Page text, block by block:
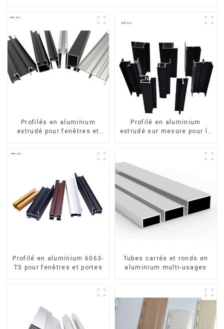
Profilés en aluminium
extrudé pour fenêtres et
Profilé en aluminium
extrudé sur mesure pour le
Profilé en aluminium 6063-
T5 pour fenêtres et portes
Tubes carrés et ronds en
aluminium multi-usages